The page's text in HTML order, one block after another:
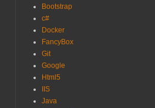
Bootstrap
c#
Docker
FancyBox
Git
Google
Html5
IIS
Java